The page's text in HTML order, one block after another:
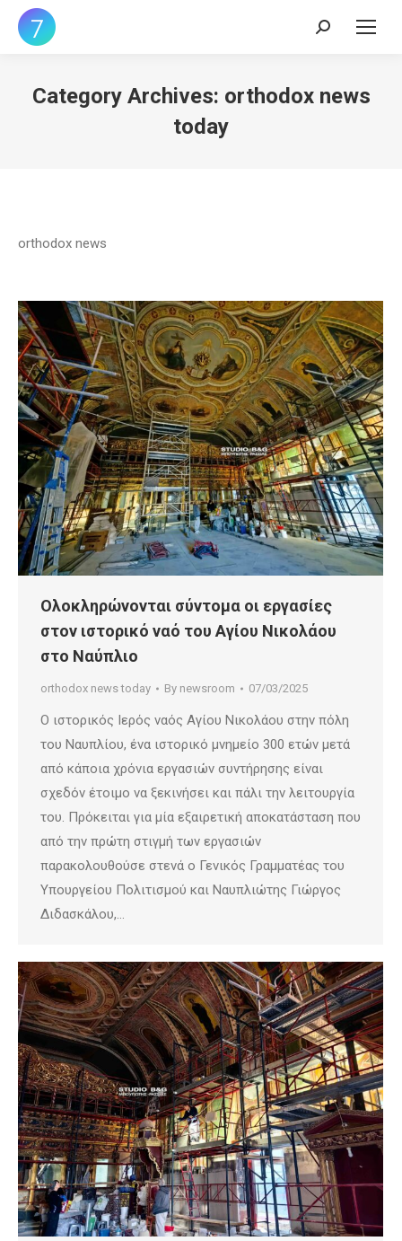
Search:
Category Archives: orthodox news
today
orthodox news
Ολοκληρώνονται σύντομα οι εργασίες
στον ιστορικό ναό του Αγίου Νικολάου
στο Ναύπλιο
orthodox news today By newsroom 07/03/2025
Ο ιστορικός Ιερός ναός Αγίου Νικολάου στην πόλη
του Ναυπλίου, ένα ιστορικό μνημείο 300 ετών μετά
από κάποια χρόνια εργασιών συντήρησης είναι
σχεδόν έτοιμο να ξεκινήσει και πάλι την λειτουργία
του. Πρόκειται για μία εξαιρετική αποκατάσταση που
από την πρώτη στιγμή των εργασιών
παρακολουθούσε στενά ο Γενικός Γραμματέας του
Υπουργείου Πολιτισμού και Ναυπλιώτης Γιώργος
Διδασκάλου,…